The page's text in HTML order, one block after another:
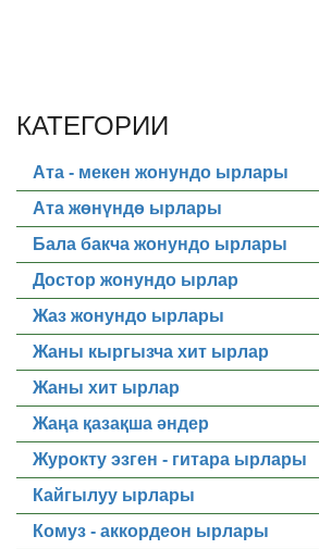
КАТЕГОРИИ
Ата - мекен жонундо ырлары
Ата жөнүндө ырлары
Бала бакча жонундо ырлары
Достор жонундо ырлар
Жаз жонундо ырлары
Жаны кыргызча хит ырлар
Жаны хит ырлар
Жаңа қазақша әндер
Журокту эзген - гитара ырлары
Кайгылуу ырлары
Комуз - аккордеон ырлары